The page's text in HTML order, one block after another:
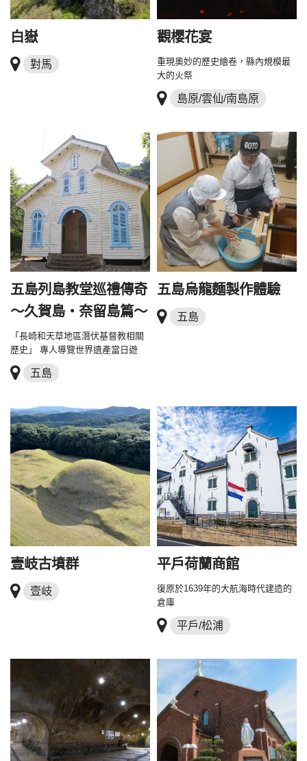
白嶽
對馬
觀櫻花宴
重現奧妙的歷史繪卷，縣內規模最
大的火祭
島原/雲仙/南島原
五島列島教堂巡禮傳奇
～久賀島・奈留島篇～
「長崎和天草地區潛伏基督教相關
歷史」 專人導覽世界遺產當日遊
五島
五島烏龍麵製作體驗
五島
壹岐古墳群
壹岐
平戶荷蘭商館
復原於1639年的大航海時代建造的
倉庫
平戶/松浦